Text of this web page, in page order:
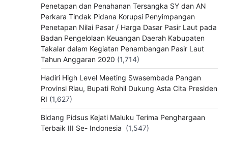
Penetapan dan Penahanan Tersangka SY dan AN
Perkara Tindak Pidana Korupsi Penyimpangan
Penetapan Nilai Pasar / Harga Dasar Pasir Laut pada
Badan Pengelolaan Keuangan Daerah Kabupaten
Takalar dalam Kegiatan Penambangan Pasir Laut
Tahun Anggaran 2020 (1,714)
Hadiri High Level Meeting Swasembada Pangan
Provinsi Riau, Bupati Rohil Dukung Asta Cita Presiden
RI (1,627)
Bidang Pidsus Kejati Maluku Terima Penghargaan
Terbaik III Se- Indonesia (1,547)